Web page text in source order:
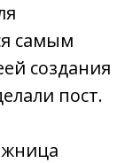
самым
создания
пост.